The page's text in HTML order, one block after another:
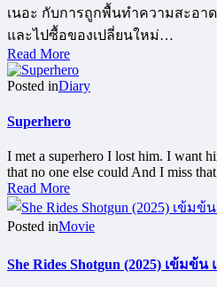
เนอะ กับการถูกพื้นทำความสะอา
และไปซื้อของเปลี่ยนใหม่…
Read More
Posted inDiary
Superhero
I met a superhero I lost him. I want
that no one else could And I miss
Read More
Posted inMovie
She Rides Shotgun (2025) เข้มข้